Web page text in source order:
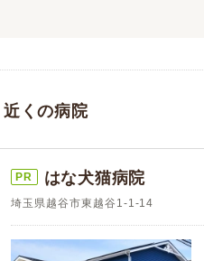
近くの病院
PR はな犬猫病院
埼玉県越谷市東越谷1-1-14